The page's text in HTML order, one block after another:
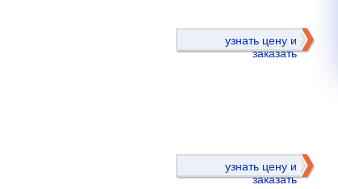
узнать цену и
заказать
узнать цену и
заказать